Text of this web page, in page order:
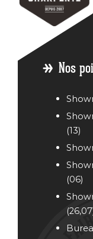
Abri
voiture
Provence
voiture
Bois
Antibes
Nos
(13)
(06)